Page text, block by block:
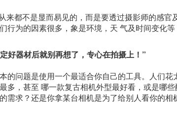
来都不是显而易见的，而是要透过摄影师的感
行为的因素很多，象是环境，天 气及时间变化
好器材后就别再想了，专心在拍摄上！”
的问题是使用一个最适合你自己的工具。人们
多，甚至 哪一款复古相机外型最好看，或是哪
需求？还是你拿某台相机是为了给别人看你的